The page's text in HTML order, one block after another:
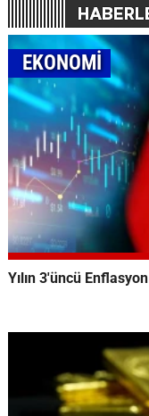
EKONOMİ
Yılın 3'üncü